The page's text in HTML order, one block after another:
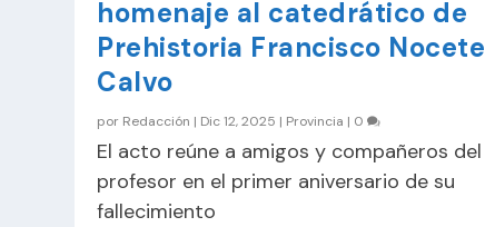
homenaje al catedrático de
Prehistoria Francisco Nocete
Calvo
por Redacción | Dic 12, 2025 | Provincia | 0
El acto reúne a amigos y compañeros del
profesor en el primer aniversario de su
fallecimiento